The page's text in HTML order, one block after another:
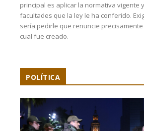
principal es aplicar la normativa vigente
facultades que la ley le ha conferido.
sería pedirle que renuncie
cual fue creado.
POLÍTICA